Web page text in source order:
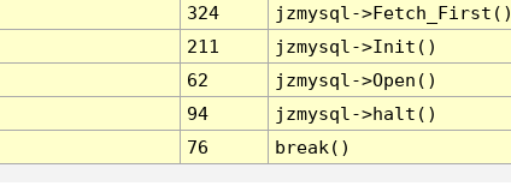
324
jzmysql-
211
jzmysql->Init()
62
jzmysql->Open()
94
jzmysql->halt()
76 break()